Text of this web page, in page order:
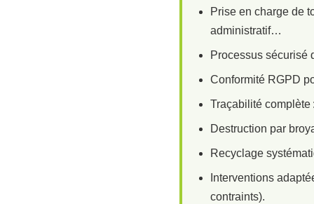
Prise en charge de
administratif…
Processus sécurisé
Conformité RGPD
Traçabilité complète
Destruction par
Recyclage
Interventions
contraints).